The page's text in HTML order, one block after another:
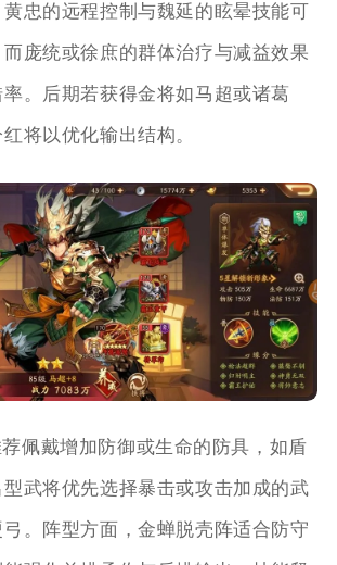
忠的远程控制与魏延的眩晕技能可
庞统或徐庶的群体治疗与减益效果
。后期若获得金将如马超或诸葛
将以优化输出结构。
佩戴增加防御或生命的防具，如盾
武将优先选择暴击或攻击加成的武
。阵型方面，金蝉脱壳阵适合防守